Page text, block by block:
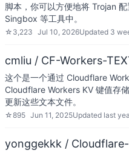
脚本，你可以方便地将 Trojan
Singbox 等工具中。
☆ 3,223 Jul 10, 2026Updated 3
cmliu / CF-Workers-
这个是一个通过 Cloudflare
Cloudflare Workers KV 键值存
更新这些文本文件。
☆895 Jun 11, 2025Updated last
yonggekkk /